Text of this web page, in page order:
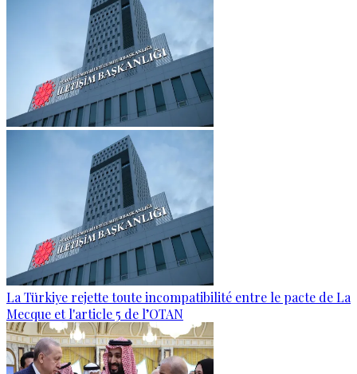
La Türkiye rejette toute incompatibilité entre le pacte de La
Mecque et l'article 5 de l’OTAN